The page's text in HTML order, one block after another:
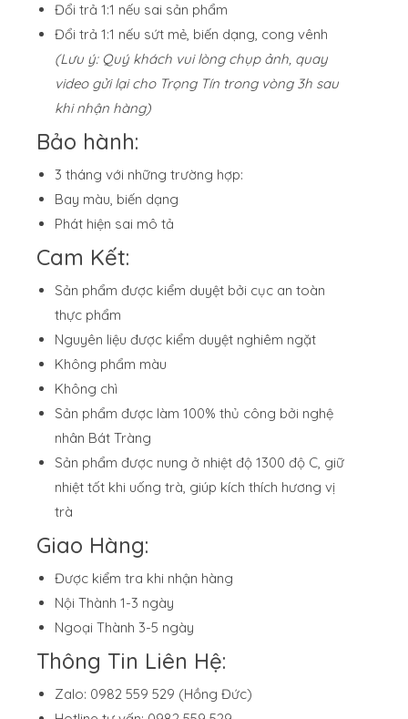
Đổi trả 1:1 nếu sai sản phẩm
Đổi trả 1:1 nếu sứt mẻ, biến dạng, cong vênh
(Lưu ý: Quý khách vui lòng chụp ảnh, quay
video gửi lại cho Trọng Tín trong vòng 3h sau
khi nhận hàng)
Bảo hành:
3 tháng với những trường hợp:
Bay màu, biến dạng
Phát hiện sai mô tả
Cam Kết:
Sản phẩm được kiểm duyệt bởi cục an toàn
thực phẩm
Nguyên liệu được kiểm duyệt nghiêm ngặt
Không phẩm màu
Không chì
Sản phẩm được làm 100% thủ công bởi nghệ
nhân Bát Tràng
Sản phẩm được nung ở nhiệt độ 1300 độ C, giữ
nhiệt tốt khi uống trà, giúp kích thích hương vị
trà
Giao Hàng:
Được kiểm tra khi nhận hàng
Nội Thành 1-3 ngày
Ngoại Thành 3-5 ngày
Thông Tin Liên Hệ:
Zalo: 0982 559 529 (Hồng Đức)